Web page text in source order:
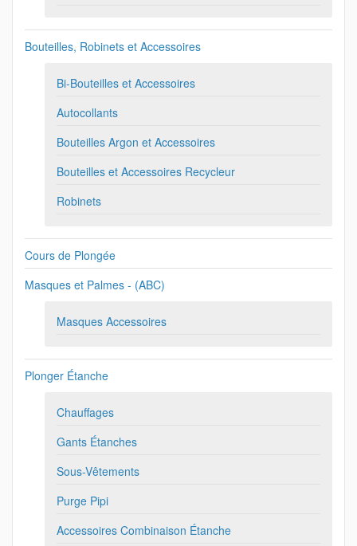
Bouteilles, Robinets et Accessoires
Bi-Bouteilles et Accessoires
Autocollants
Bouteilles Argon et Accessoires
Bouteilles et Accessoires Recycleur
Robinets
Cours de Plongée
Masques et Palmes - (ABC)
Masques Accessoires
Plonger Étanche
Chauffages
Gants Étanches
Sous-Vêtements
Purge Pipi
Accessoires Combinaison Étanche